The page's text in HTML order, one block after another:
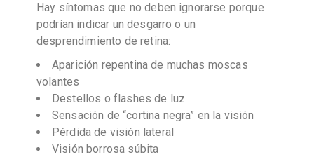
Hay síntomas que no deben ignorarse porque
podrían indicar un desgarro o un
desprendimiento de retina:
Aparición repentina de muchas moscas
volantes
Destellos o flashes de luz
Sensación de “cortina negra” en la visión
Pérdida de visión lateral
Visión borrosa súbita